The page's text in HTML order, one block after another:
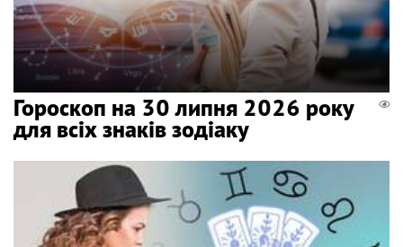
Гороскоп на 30 липня 2026 року
для всіх знаків зодіаку